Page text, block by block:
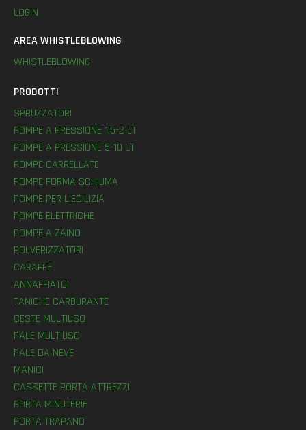
LOGIN
AREA WHISTLEBLOWING
WHISTLEBLOWING
PRODOTTI
SPRUZZATORI
POMPE A PRESSIONE 1,5-2 LT
POMPE A PRESSIONE 5-10 LT
POMPE CARRELLATE
POMPE FORMA SCHIUMA
POMPE PER L’EDILIZIA
POMPE ELETTRICHE
POMPE A ZAINO
POLVERIZZATORI
CARAFFE
ANNAFFIATOI
TANICHE CARBURANTE
CESTE MULTIUSO
PALE MULTIUSO
PALE DA NEVE
MANICI
CASSETTE PORTA ATTREZZI
PORTA MINUTERIE
PORTA TRAPANO